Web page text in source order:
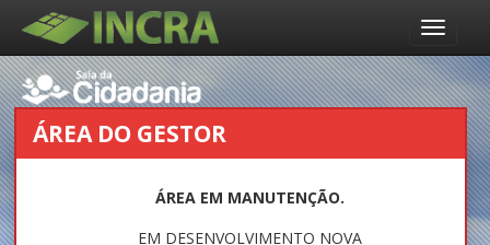
Bem-Vindo
ÁREA DO GESTOR
ÁREA EM MANUTENÇÃO.
EM DESENVOLVIMENTO NOVA